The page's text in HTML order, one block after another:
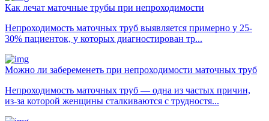
Как лечат маточные трубы при непроходимости
Непроходимость маточных труб выявляется примерно у 25-
30% пациенток, у которых диагностирован тр...
Можно ли забеременеть при непроходимости маточных труб
Непроходимость маточных труб — одна из частых причин,
из-за которой женщины сталкиваются с трудностя...